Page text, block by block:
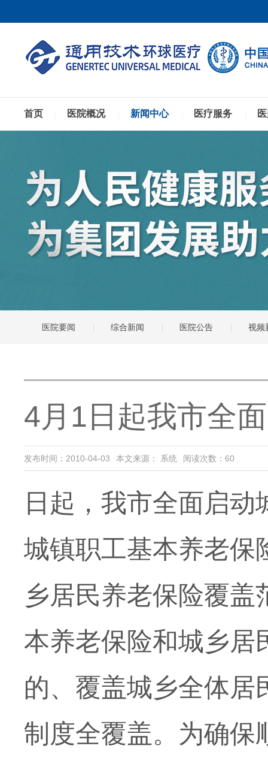
首页 医院概况 新闻中心 医疗服务
医院要闻 综合新闻 医院公告 视频
4月1日起我市全
发布时间：2010-04-03 本文来源： 系统 阅读次数： 60
日起，我市全面启
城镇职工基本养老保
乡居民养老保险覆
本养老保险和城乡居
的、覆盖城乡全体居
制度全覆盖。为确保